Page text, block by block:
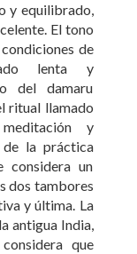
y equilibrado,
El tono
de
lenta y
del damaru
ritual llamado
y
de la práctica
considera un
dos tambores
y última. La
antigua India,
que